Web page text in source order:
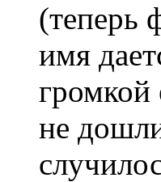
(теперь
имя
не